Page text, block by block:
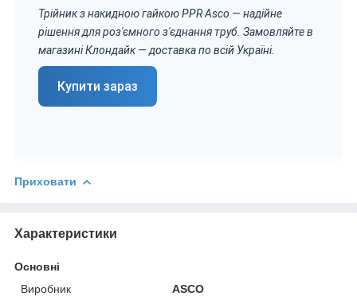
Трійник з накидною гайкою PPR Asco — надійне
рішення для роз'ємного з'єднання труб. Замовляйте в
магазині Клондайк — доставка по всій Україні.
Купити зараз
Приховати
Характеристики
Основні
Виробник
ASCO